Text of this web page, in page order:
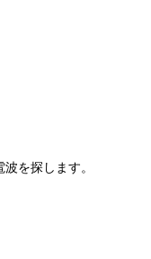
を探します。